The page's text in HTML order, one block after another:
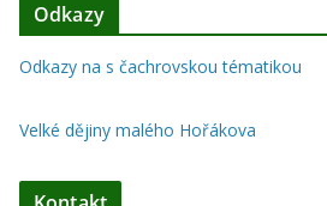
Odkazy
Odkazy na s čachrovskou tématikou
Velké dějiny malého Hořákova